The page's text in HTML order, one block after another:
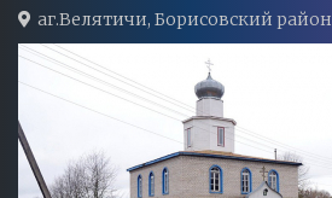
аг.Велятичи, Борисовский район